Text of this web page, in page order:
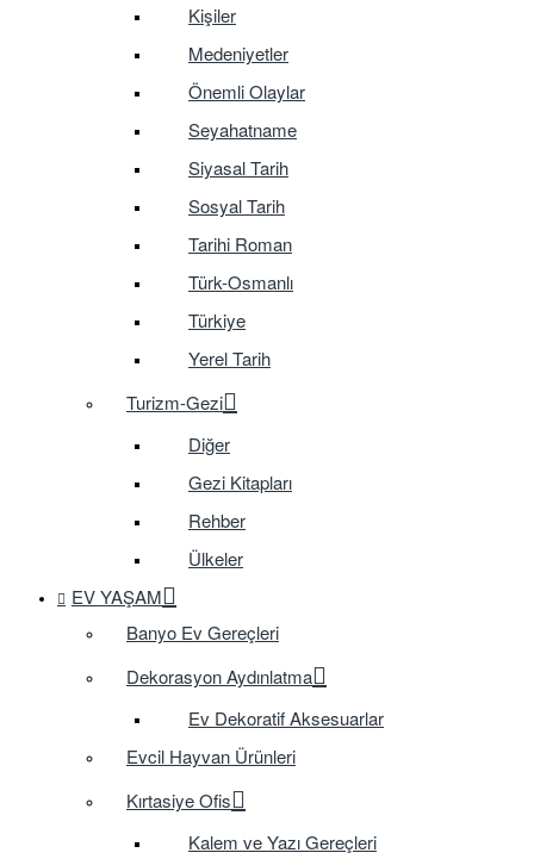
Kişiler
Medeniyetler
Önemli Olaylar
Seyahatname
Siyasal Tarih
Sosyal Tarih
Tarihi Roman
Türk-Osmanlı
Türkiye
Yerel Tarih
Turizm-Gezi
Diğer
Gezi Kitapları
Rehber
Ülkeler
EV YAŞAM
Banyo Ev Gereçleri
Dekorasyon Aydınlatma
Ev Dekoratif Aksesuarlar
Evcil Hayvan Ürünleri
Kırtasiye Ofis
Kalem ve Yazı Gereçleri